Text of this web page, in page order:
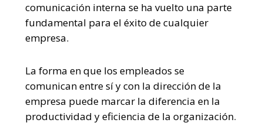
comunicación interna se ha vuelto una parte
fundamental para el éxito de cualquier
empresa.
La forma en que los empleados se
comunican entre sí y con la dirección de la
empresa puede marcar la diferencia en la
productividad y eficiencia de la organización.